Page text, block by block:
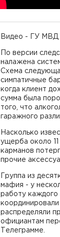
Видео - ГУ МВД
По версии
налажена
Схема
симпатичные
когда клиент
сумма была
того, что
гаражного
Насколько
ущерба около
карманов
прочие
Группа из
мафия - у
работу каждого
распределяли
официантам
Телеграмме.